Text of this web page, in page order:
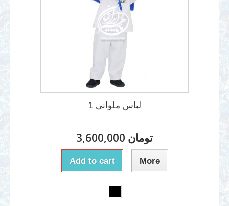
لباس ملوانی 1
3,600,000 تومان
Add to cart More